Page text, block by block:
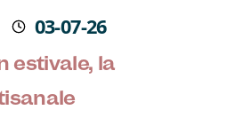
Modifié
03-07-26
estivale, la